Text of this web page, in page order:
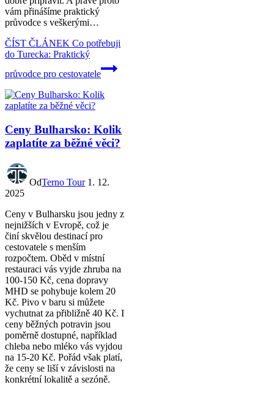
vám přinášíme praktický
průvodce s veškerými…
ČÍST ČLÁNEK Co potřebuji
do Turecka: Praktický
průvodce pro cestovatele
Ceny Bulharsko: Kolik
zaplatíte za běžné věci?
OdTerno Tour 1. 12.
2025
Ceny v Bulharsku jsou jedny z
nejnižších v Evropě, což je
činí skvělou destinací pro
cestovatele s menším
rozpočtem. Oběd v místní
restauraci vás vyjde zhruba na
100-150 Kč, cena dopravy
MHD se pohybuje kolem 20
Kč. Pivo v baru si můžete
vychutnat za přibližně 40 Kč. I
ceny běžných potravin jsou
poměrně dostupné, například
chleba nebo mléko vás vyjdou
na 15-20 Kč. Pořád však platí,
že ceny se liší v závislosti na
konkrétní lokalitě a sezóně.